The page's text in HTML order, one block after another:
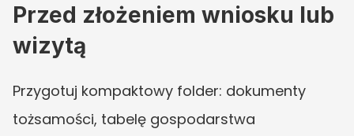
Przed złożeniem wniosku lub
wizytą
Przygotuj kompaktowy folder: dokumenty
tożsamości, tabelę gospodarstwa